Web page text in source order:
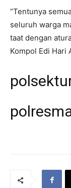
“Tentunya
seluruh warga
taat dengan
Kompol Edi Hari